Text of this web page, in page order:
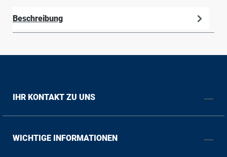
Beschreibung
IHR KONTAKT ZU UNS
WICHTIGE INFORMATIONEN